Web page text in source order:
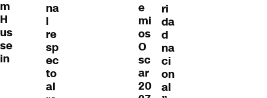
m
H
us
se
in
na
l
re
sp
ec
to
al
e
mi
os
O
sc
ar
20
ri
da
d
na
ci
on
al